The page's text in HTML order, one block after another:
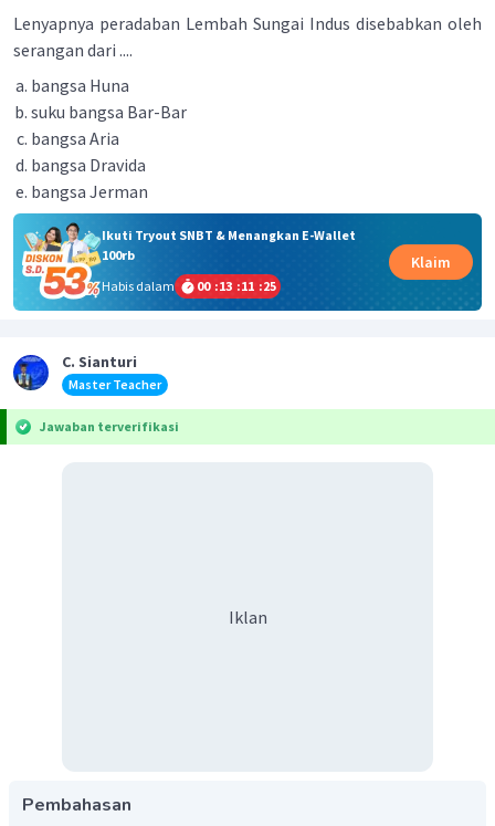
Lenyapnya peradaban Lembah Sungai Indus disebabkan oleh
serangan dari ....
bangsa Huna
suku bangsa Bar-Bar
bangsa Aria
bangsa Dravida
bangsa Jerman
Ikuti Tryout SNBT & Menangkan E-Wallet
100rb
Habis dalam
00 :13 :11 :24
Klaim
C. Sianturi
Master Teacher
Jawaban terverifikasi
Iklan
Pembahasan